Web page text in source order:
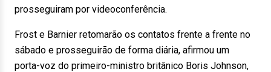
prosseguiram por videoconferência.
Frost e Barnier retomarão os contatos frente a frente no
sábado e prosseguirão de forma diária, afirmou um
porta-voz do primeiro-ministro britânico Boris Johnson,